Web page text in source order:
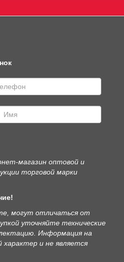
магазин оптовой и
торговой марки
могут отличаться от
уточняйте технические
Информация на
характер и не является